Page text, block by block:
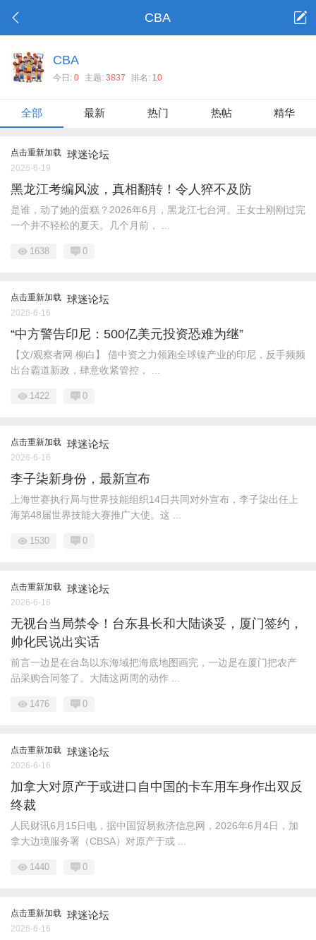
CBA
CBA
今日: 0 主题: 3837 排名: 10
全部 最新 热门 热帖 精华
点击重新加载 球迷论坛
2026-6-19
黑龙江考编风波，真相翻转！令人猝不及防
是谁，动了她的蛋糕？2026年6月，黑龙江七台河。王女士刚刚过完
一个并不轻松的夏天。几个月前， ...
1638 0
点击重新加载 球迷论坛
2026-6-16
“中方警告印尼：500亿美元投资恐难为继”
【文/观察者网 柳白】 借中资之力领跑全球镍产业的印尼，反手频频
出台霸道新政，肆意收紧管控， ...
1422 0
点击重新加载 球迷论坛
2026-6-16
李子柒新身份，最新宣布
上海世赛执行局与世界技能组织14日共同对外宣布，李子柒出任上
海第48届世界技能大赛推广大使。这 ...
1530 0
点击重新加载 球迷论坛
2026-6-16
无视台当局禁令！台东县长和大陆谈妥，厦门签约，
帅化民说出实话
前言一边是在台岛以东海域把海底地图画完，一边是在厦门把农产
品采购合同签了。大陆这两周的动作 ...
1476 0
点击重新加载 球迷论坛
2026-6-16
加拿大对原产于或进口自中国的卡车用车身作出双反
终裁
人民财讯6月15日电，据中国贸易救济信息网，2026年6月4日，加
拿大边境服务署（CBSA）对原产于或 ...
1440 0
点击重新加载 球迷论坛
2026-6-16